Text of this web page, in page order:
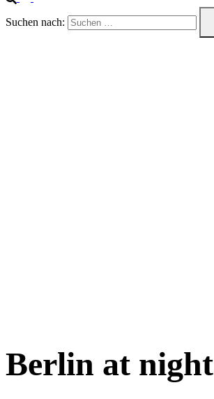
Suchen nach:
Berlin at night